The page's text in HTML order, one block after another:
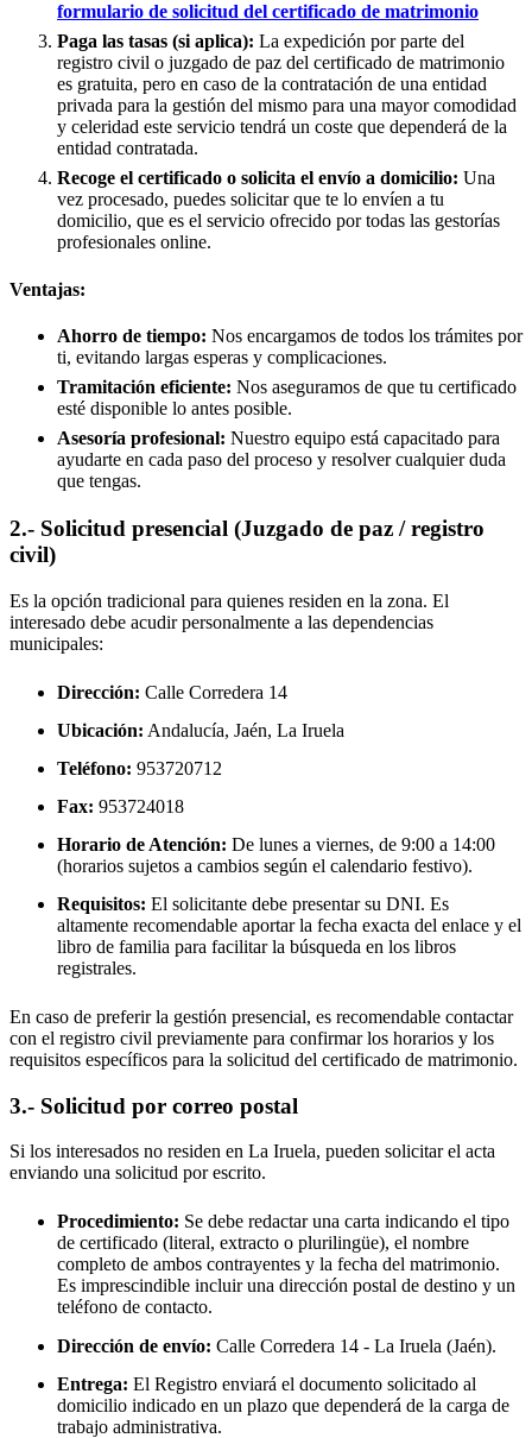
formulario de solicitud del certificado de matrimonio
Paga las tasas (si aplica): La expedición por parte del
registro civil o juzgado de paz del certificado de matrimonio
es gratuita, pero en caso de la contratación de una entidad
privada para la gestión del mismo para una mayor comodidad
y celeridad este servicio tendrá un coste que dependerá de la
entidad contratada.
Recoge el certificado o solicita el envío a domicilio: Una
vez procesado, puedes solicitar que te lo envíen a tu
domicilio, que es el servicio ofrecido por todas las gestorías
profesionales online.
Ventajas:
Ahorro de tiempo: Nos encargamos de todos los trámites por
ti, evitando largas esperas y complicaciones.
Tramitación eficiente: Nos aseguramos de que tu certificado
esté disponible lo antes posible.
Asesoría profesional: Nuestro equipo está capacitado para
ayudarte en cada paso del proceso y resolver cualquier duda
que tengas.
2.- Solicitud presencial (Juzgado de paz / registro
civil)
Es la opción tradicional para quienes residen en la zona. El
interesado debe acudir personalmente a las dependencias
municipales:
Dirección: Calle Corredera 14
Ubicación: Andalucía, Jaén, La Iruela
Teléfono: 953720712
Fax: 953724018
Horario de Atención: De lunes a viernes, de 9:00 a 14:00
(horarios sujetos a cambios según el calendario festivo).
Requisitos: El solicitante debe presentar su DNI. Es
altamente recomendable aportar la fecha exacta del enlace y el
libro de familia para facilitar la búsqueda en los libros
registrales.
En caso de preferir la gestión presencial, es recomendable contactar
con el registro civil previamente para confirmar los horarios y los
requisitos específicos para la solicitud del certificado de matrimonio.
3.- Solicitud por correo postal
Si los interesados no residen en La Iruela, pueden solicitar el acta
enviando una solicitud por escrito.
Procedimiento: Se debe redactar una carta indicando el tipo
de certificado (literal, extracto o plurilingüe), el nombre
completo de ambos contrayentes y la fecha del matrimonio.
Es imprescindible incluir una dirección postal de destino y un
teléfono de contacto.
Dirección de envío: Calle Corredera 14 - La Iruela (Jaén).
Entrega: El Registro enviará el documento solicitado al
domicilio indicado en un plazo que dependerá de la carga de
trabajo administrativa.